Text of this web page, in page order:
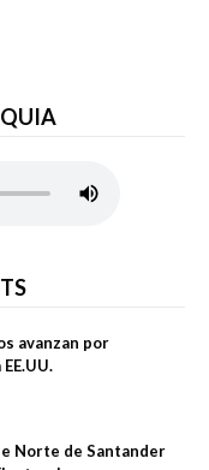
avanzan por
Norte de Santander